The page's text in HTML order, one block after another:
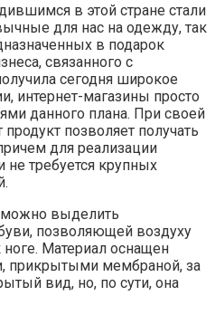
в этой стране стали
для нас на одежду, так
в подарок
связанного с
сегодня широкое
интернет-магазины просто
данного плана. При своей
позволяет получать
для реализации
не требуется крупных
можно выделить
позволяющей воздуху
Материал оснащен
прикрытыми мембраной, за
вид, но, по сути, она